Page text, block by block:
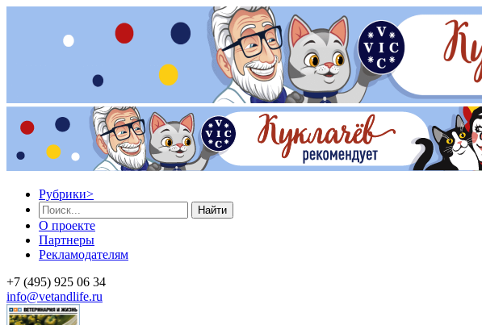
Рубрики>
Найти
О проекте
Партнеры
Рекламодателям
+7 (495) 925 06 34
info@vetandlife.ru